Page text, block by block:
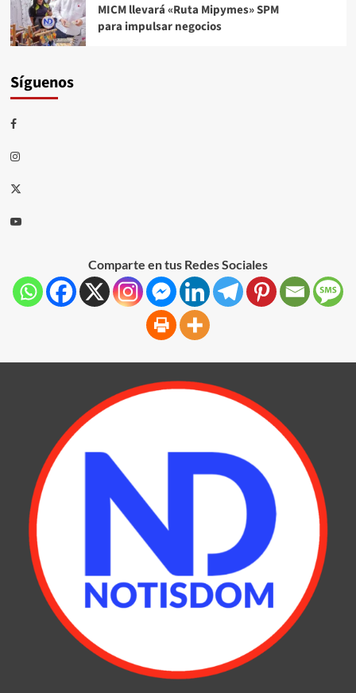
MICM llevará «Ruta Mipymes» SPM
para impulsar negocios
Síguenos
Comparte en tus Redes Sociales